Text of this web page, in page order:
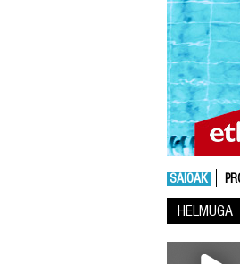
SAIOAK
HELMUGA